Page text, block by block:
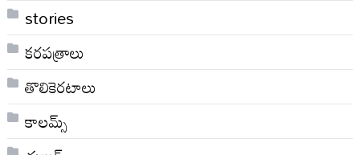
stories
కరపత్రాలు
తొలికెరటాలు
కాలమ్స్